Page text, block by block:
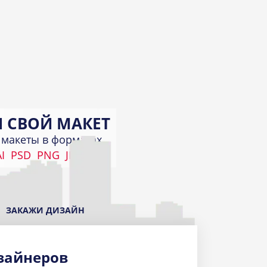
СВОЙ МАКЕТ
в форматах
PSD PNG JPEG
ЗАКАЖИ ДИЗАЙН